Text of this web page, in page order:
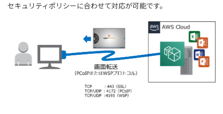
セキュリティポリシーに合わせて対応が可能です。